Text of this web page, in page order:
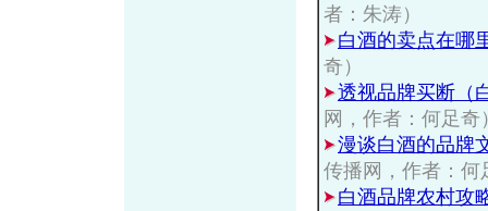
者：朱涛）
白酒的卖点在哪
奇）
透视品牌买断（
网，作者：何足奇
漫谈白酒的品牌
传播网，作者：何
白酒品牌农村攻